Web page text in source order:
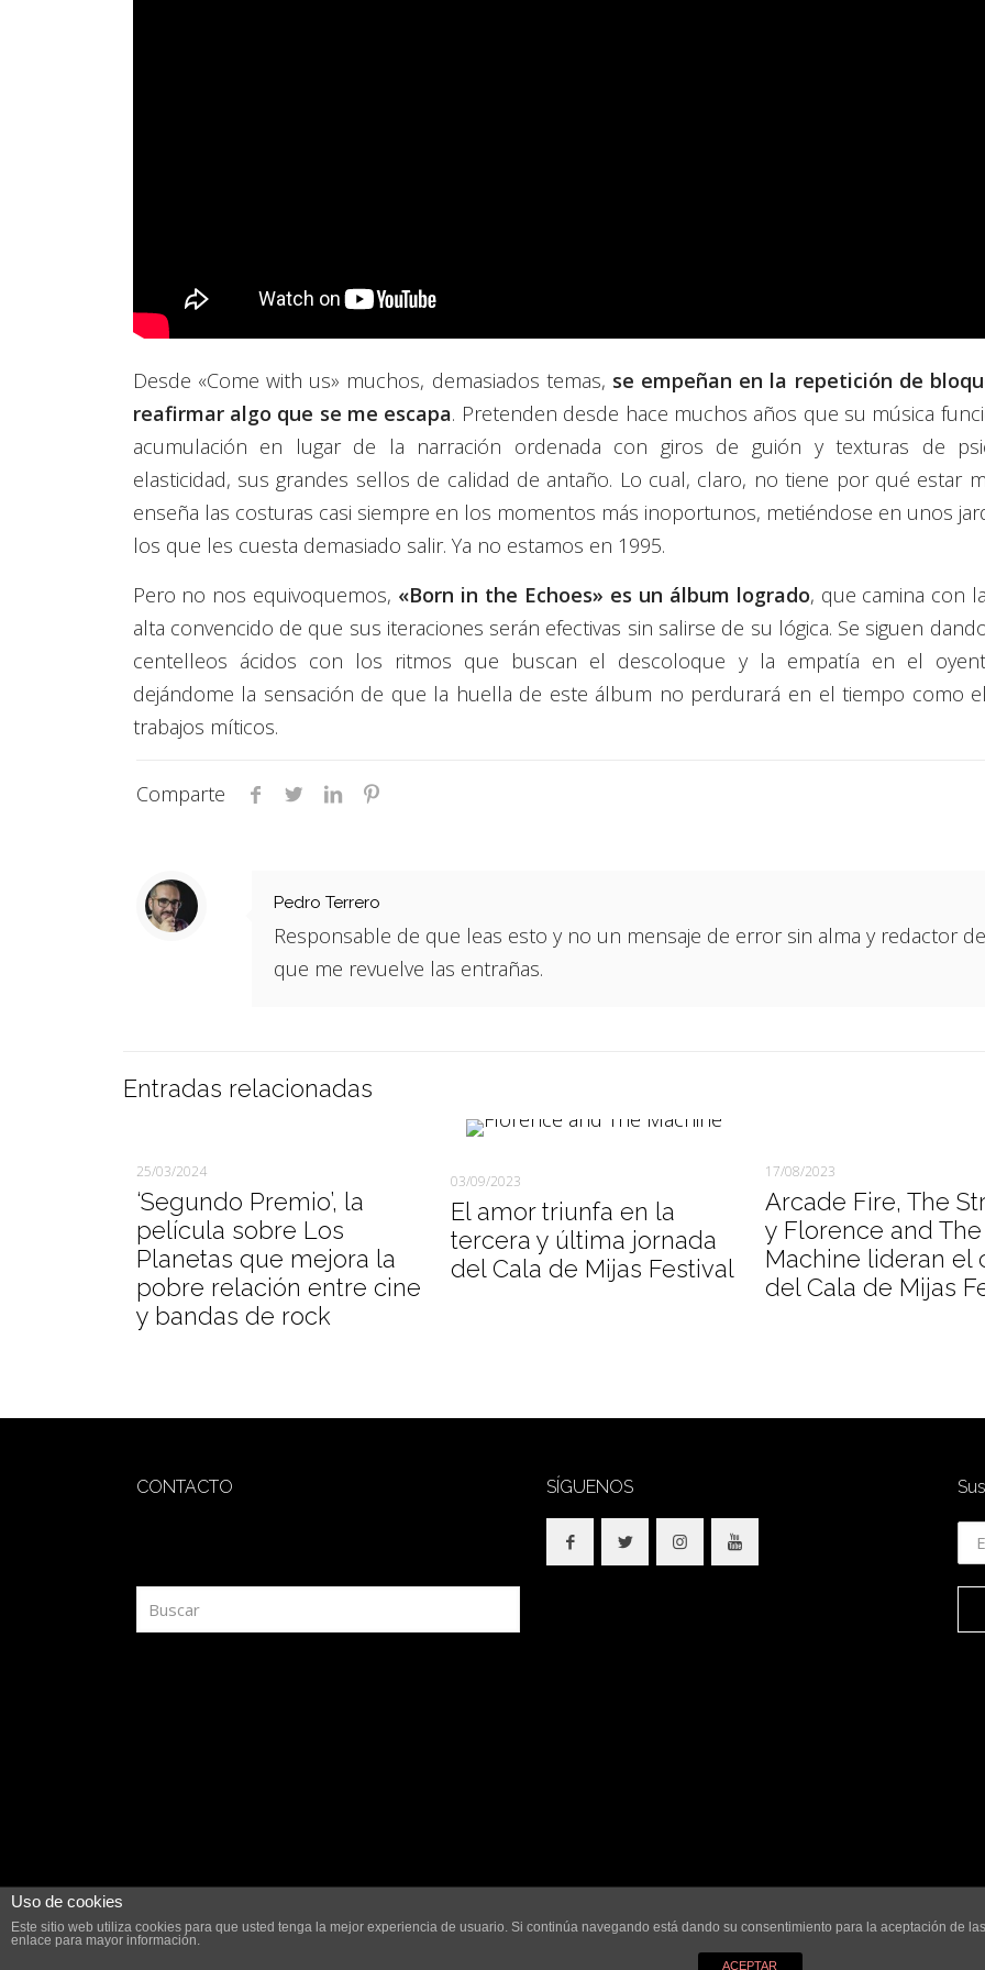
Desde «Come with us» muchos, demasiados temas, se empeñan en la repetición de
reafirmar algo que se me escapa. Pretenden desde hace muchos años que su música
acumulación en lugar de la narración ordenada con giros de guión y texturas de
elasticidad, sus grandes sellos de calidad de antaño. Lo cual, claro, no tiene por qué estar
enseña las costuras casi siempre en los momentos más inoportunos, metiéndose en unos
los que les cuesta demasiado salir. Ya no estamos en 1995.
Pero no nos equivoquemos, «Born in the Echoes» es un álbum logrado, que camina con
alta convencido de que sus iteraciones serán efectivas sin salirse de su lógica. Se siguen
centelleos ácidos con los ritmos que buscan el descoloque y la empatía en el
dejándome la sensación de que la huella de este álbum no perdurará en el tiempo como
trabajos míticos.
Comparte
Pedro Terrero
Responsable de que leas esto y no un mensaje de error sin alma y redactor
que me revuelve las entrañas.
Entradas relacionadas
25/03/2024
‘Segundo Premio’, la
película sobre Los
Planetas que mejora la
pobre relación entre cine
y bandas de rock
03/09/2023
El amor triunfa en la
tercera y última jornada
del Cala de Mijas Festival
17/08/2023
Arcade Fire, The
y Florence and The
Machine lideran el
del Cala de Mijas
CONTACTO SÍGUENOS
© 2018 SidesOut. All Rights Reserved.
Uso de cookies
Este sitio web utiliza cookies para que usted tenga la mejor experiencia de usuario. Si continúa navegando está dando su consentimiento para la aceptación de
enlace para mayor información.
ACEPTAR